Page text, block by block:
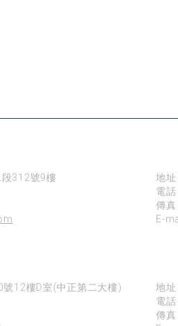
312號9樓
地
電話
傳
E-
12樓D室(中正第二大樓)
地
電話
傳